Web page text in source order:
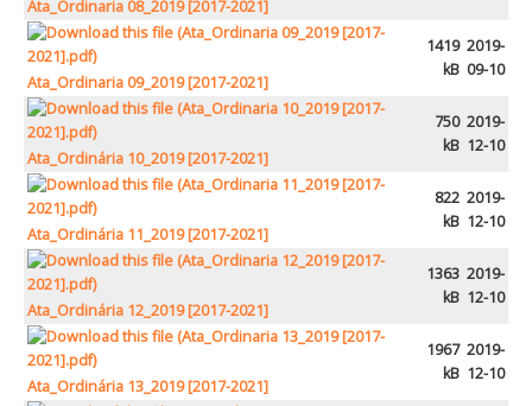
Ata_Ordinaria 08_2019 [2017-2021]
Ata_Ordinaria 09_2019 [2017-2021]
1419
kB
2019-
09-10
Ata_Ordinária 10_2019 [2017-2021]
750
kB
2019-
12-10
Ata_Ordinária 11_2019 [2017-2021]
822
kB
2019-
12-10
Ata_Ordinária 12_2019 [2017-2021]
1363
kB
2019-
12-10
Ata_Ordinária 13_2019 [2017-2021]
1967
kB
2019-
12-10